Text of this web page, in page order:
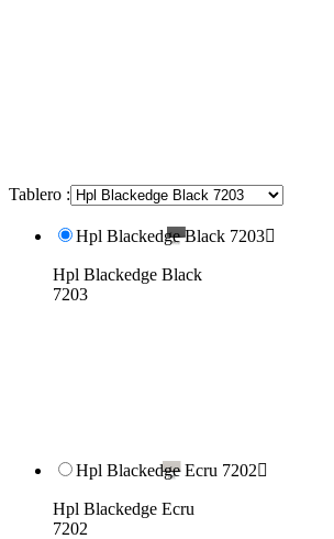
Tablero :
Hpl Blackedge Black 7203
Hpl Blackedge Black
7203
Hpl Blackedge Ecru 7202
Hpl Blackedge Ecru
7202